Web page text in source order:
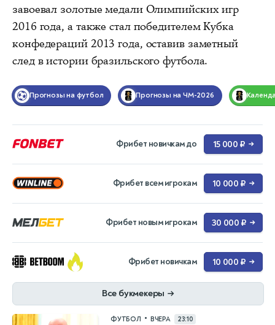
завоевал золотые медали Олимпийских игр
2016 года, а также стал победителем Кубка
конфедераций 2013 года, оставив заметный
след в истории бразильского футбола.
Прогнозы на футбол Прогнозы на ЧМ-2026
Фрибет новичкам до 15 000 ₽ →
Фрибет всем игрокам 10 000 ₽ →
Фрибет новым игрокам 30 000 ₽ →
Фрибет новичкам 10 000 ₽ →
Все букмекеры →
ФУТБОЛ • ВЧЕРА 23:10